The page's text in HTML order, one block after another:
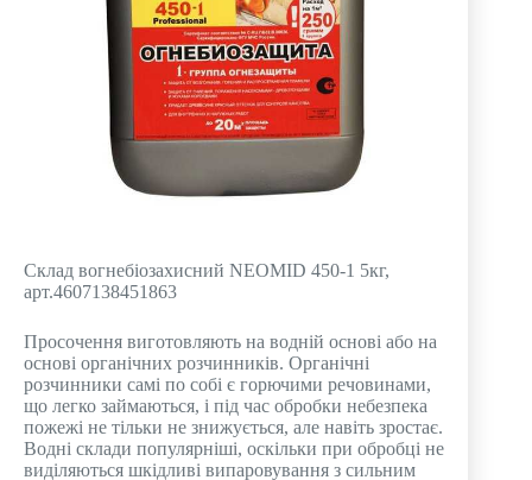
Склад вогнебіозахисний NEOMID 450-1 5кг,
арт.4607138451863
Просочення виготовляють на водній основі або на
основі органічних розчинників. Органічні
розчинники самі по собі є горючими речовинами,
що легко займаються, і під час обробки небезпека
пожежі не тільки не знижується, але навіть зростає.
Водні склади популярніші, оскільки при обробці не
виділяються шкідливі випаровування з сильним